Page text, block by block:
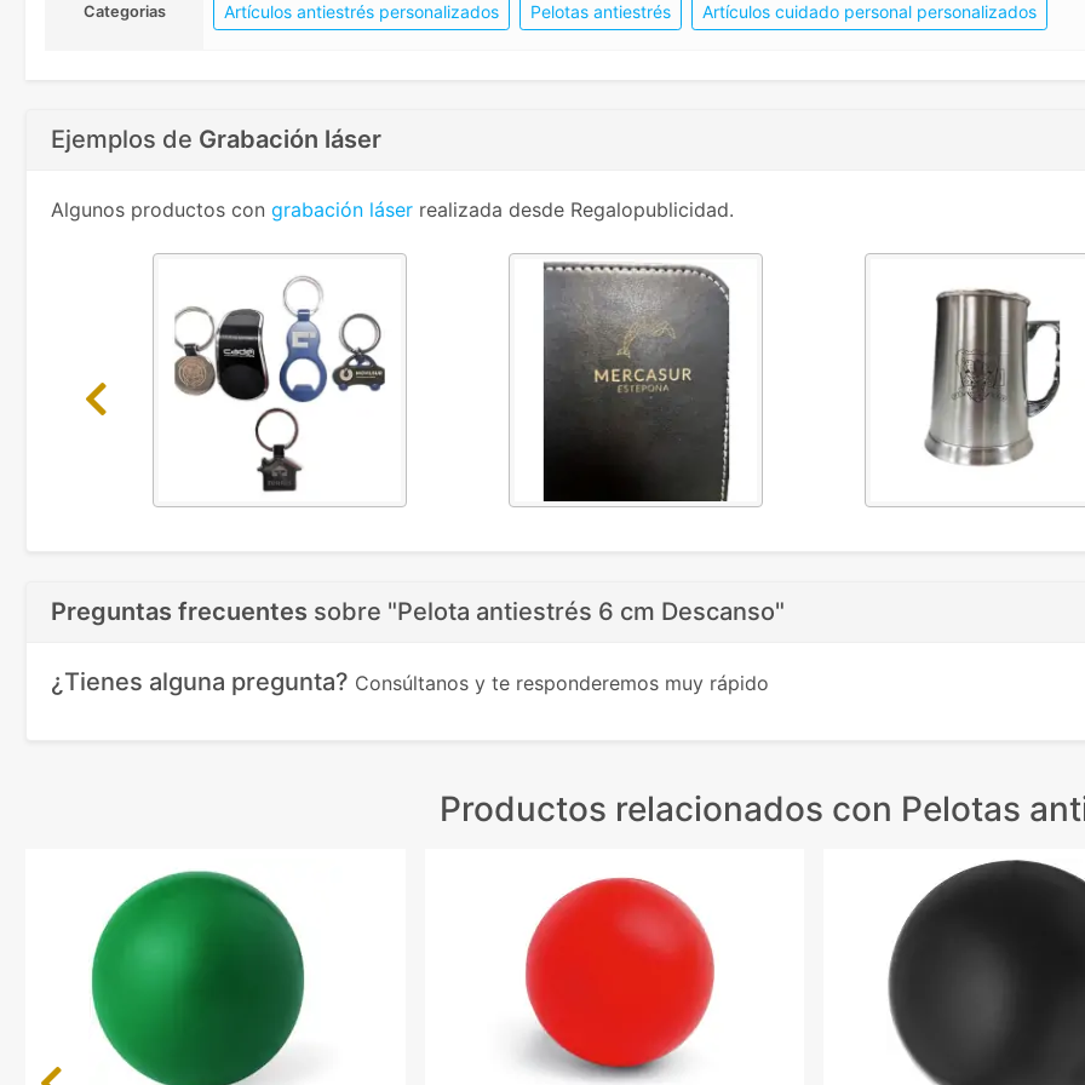
Categorias Artículos antiestrés personalizados Pelotas antiestrés Artículos cuidado personal personalizados
Ejemplos de Grabación láser
Algunos productos con grabación láser realizada desde Regalopublicidad.
Previous
Preguntas frecuentes sobre "Pelota antiestrés 6 cm Descanso"
¿Tienes alguna pregunta? Consúltanos y te responderemos muy rápido
Productos relacionados con Pelotas
Previous